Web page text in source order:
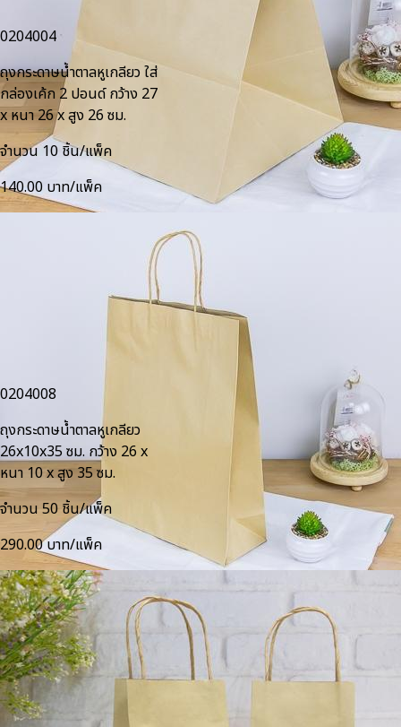
0204004
ถุงกระดาษน้ำตาลหูเกลียว ใส่
กล่องเค้ก 2 ปอนด์ กว้าง 27
x หนา 26 x สูง 26 ซม.
จำนวน 10 ชิ้น/แพ็ค
140.00 บาท/แพ็ค
0204008
ถุงกระดาษน้ำตาลหูเกลียว
26x10x35 ซม. กว้าง 26 x
หนา 10 x สูง 35 ซม.
จำนวน 50 ชิ้น/แพ็ค
290.00 บาท/แพ็ค